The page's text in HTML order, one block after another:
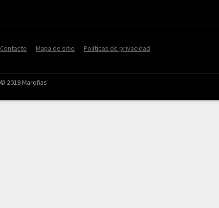
Contacto Mapa de sitio Políticas de privacidad
© 2019 Maroñas